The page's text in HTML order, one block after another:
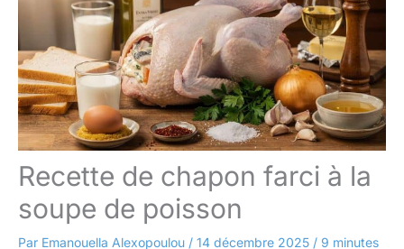
Recette de chapon farci à la
soupe de poisson
Par Emanouella Alexopoulou / 14 décembre 2025 / 9 minutes